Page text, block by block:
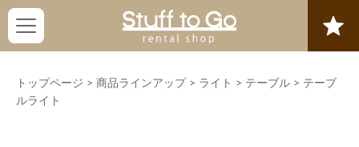
トップページ > 商品ラインアップ > ライト > テーブル > テーブ
ルライト